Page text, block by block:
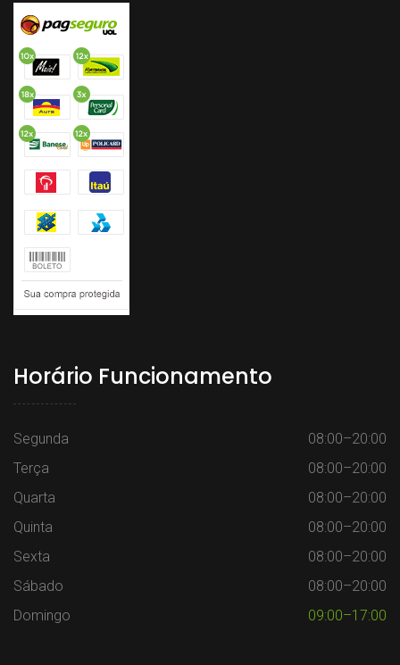
Horário Funcionamento
Segunda
08:00–20:00
Terça
08:00–20:00
Quarta
08:00–20:00
Quinta
08:00–20:00
Sexta
08:00–20:00
Sábado
08:00–20:00
Domingo
09:00–17:00